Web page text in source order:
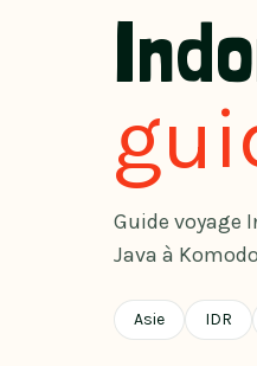
Guide voyage
Java à
Asie IDR